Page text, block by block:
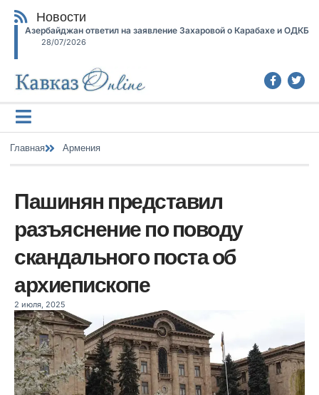
Новости
Азербайджан ответил на заявление Захаровой о Карабахе и ОДКБ
28/07/2026
Главная Армения
Пашинян представил
разъяснение по поводу
скандального поста об
архиепископе
2 июля, 2025